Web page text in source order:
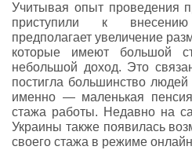
Учитывая опыт проведения
приступили к
предполагает увеличение
которые имеют большой
небольшой доход. Это
постигла большинство
именно — маленькая
стажа работы. Недавно на
Украины также появилась
своего стажа в режиме